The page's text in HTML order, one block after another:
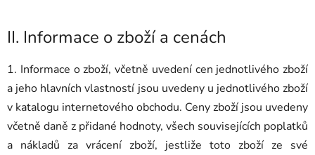
II. Informace o zboží a cenách
1. Informace o zboží, včetně uvedení cen jednotlivého zboží
a jeho hlavních vlastností jsou uvedeny u jednotlivého zboží
v katalogu internetového obchodu. Ceny zboží jsou uvedeny
včetně daně z přidané hodnoty, všech souvisejících poplatků
a nákladů za vrácení zboží, jestliže toto zboží ze své